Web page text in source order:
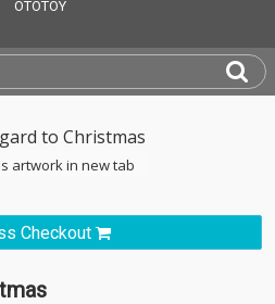
artwork in new tab
Checkout